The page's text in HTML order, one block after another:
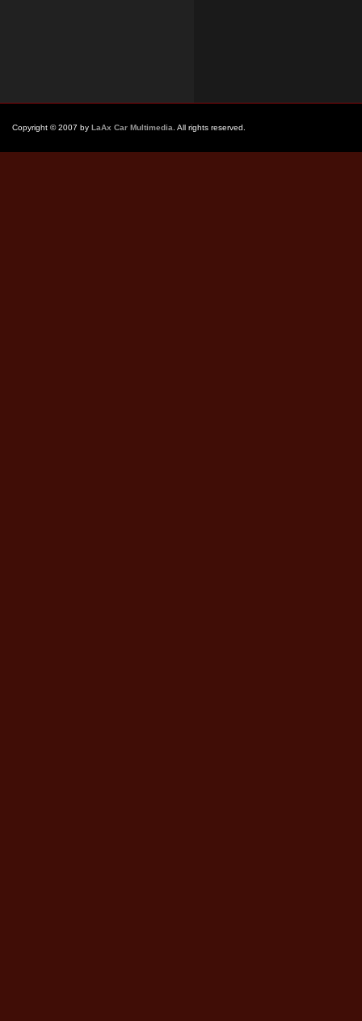
Copyright © 2007 by LaAx Car Multimedia . All rights reserved.